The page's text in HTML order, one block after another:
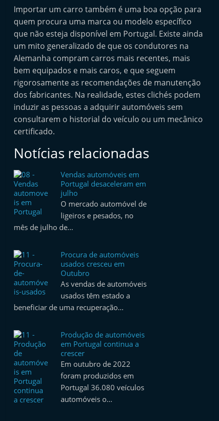
Importar um carro também é uma boa opção para
quem procura uma marca ou modelo específico
que não esteja disponível em Portugal. Existe ainda
um mito generalizado de que os condutores na
Alemanha compram carros mais recentes, mais
bem equipados e mais caros, e que seguem
rigorosamente as recomendações de manutenção
dos fabricantes. Na realidade, estes clichés podem
induzir as pessoas a adquirir automóveis sem
consultarem o historial do veículo ou um mecânico
certificado.
Notícias relacionadas
Vendas automóveis em
Portugal desaceleram em
julho
O mercado automóvel de
ligeiros e pesados, no
mês de julho de…
Procura de automóveis
usados cresceu em
Outubro
As vendas de automóveis
usados têm estado a
beneficiar de uma recuperação…
Produção de automóveis
em Portugal continua a
crescer
Em outubro de 2022
foram produzidos em
Portugal 36.080 veículos
automóveis o…